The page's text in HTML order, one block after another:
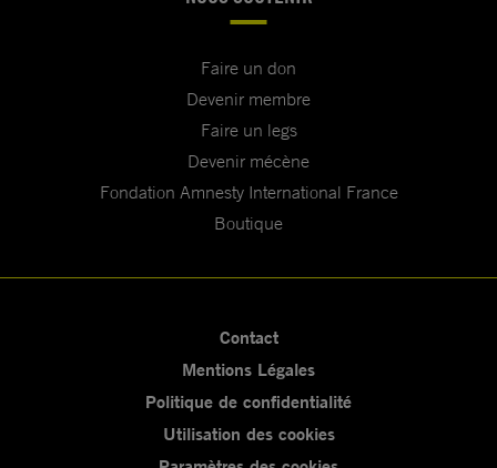
Faire un don
Devenir membre
Faire un legs
Devenir mécène
Fondation Amnesty International France
Boutique
Contact
Mentions Légales
Politique de confidentialité
Utilisation des cookies